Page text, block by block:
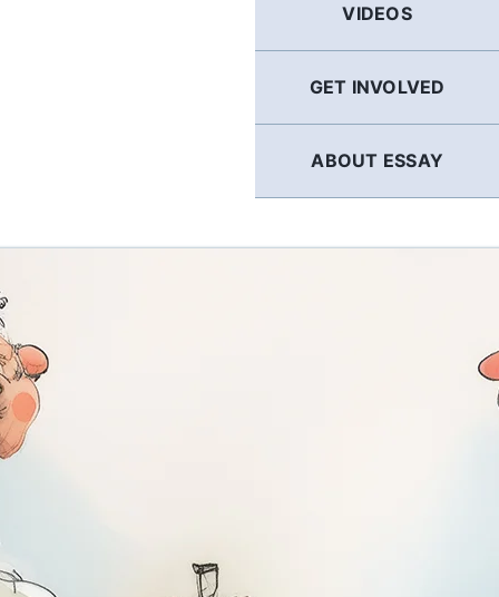
VIDEOS
GET INVOLVED
ABOUT ESSAY